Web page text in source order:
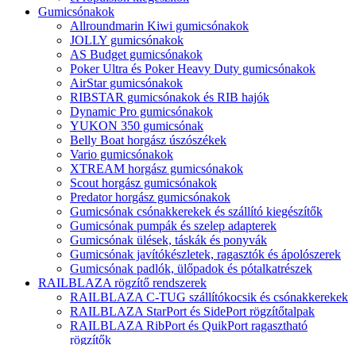
Gumicsónakok
Allroundmarin Kiwi gumicsónakok
JOLLY gumicsónakok
AS Budget gumicsónakok
Poker Ultra és Poker Heavy Duty gumicsónakok
AirStar gumicsónakok
RIBSTAR gumicsónakok és RIB hajók
Dynamic Pro gumicsónakok
YUKON 350 gumicsónak
Belly Boat horgász úszószékek
Vario gumicsónakok
XTREAM horgász gumicsónakok
Scout horgász gumicsónakok
Predator horgász gumicsónakok
Gumicsónak csónakkerekek és szállító kiegészítők
Gumicsónak pumpák és szelep adapterek
Gumicsónak ülések, táskák és ponyvák
Gumicsónak javítókészletek, ragasztók és ápolószerek
Gumicsónak padlók, ülőpadok és pótalkatrészek
RAILBLAZA rögzítő rendszerek
RAILBLAZA C-TUG szállítókocsik és csónakkerekek
RAILBLAZA StarPort és SidePort rögzítőtalpak
RAILBLAZA RibPort és QuikPort ragasztható
rögzítők